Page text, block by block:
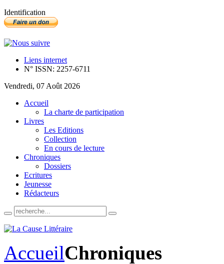
Identification
Liens internet
N° ISSN: 2257-6711
Vendredi, 07 Août 2026
Accueil
La charte de participation
Livres
Les Editions
Collection
En cours de lecture
Chroniques
Dossiers
Ecritures
Jeunesse
Rédacteurs
AccueilChroniques